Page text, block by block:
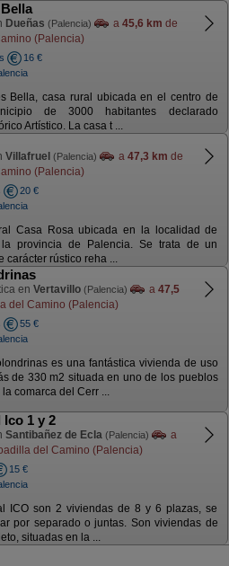
Dueñas (Palencia) a 45,6 km de
(Palencia)
16 €
Bella, casa rural ubicada en el centro de
de 3000 habitantes declarado
Artístico. La casa t ...
Villafruel (Palencia) a 47,3 km de
(Palencia)
20 €
Casa Rosa ubicada en la localidad de
provincia de Palencia. Se trata de un
carácter rústico reha ...
en Vertavillo (Palencia) a 47,5
del Camino (Palencia)
55 €
es una fantástica vivienda de uso
de 330 m2 situada en uno de los pueblos
comarca del Cerr ...
Ico 1 y 2
Santibañez de Ecla (Palencia)
a
del Camino (Palencia)
15 €
ICO son 2 viviendas de 8 y 6 plazas, se
por separado o juntas. Son viviendas de
situadas en la ...